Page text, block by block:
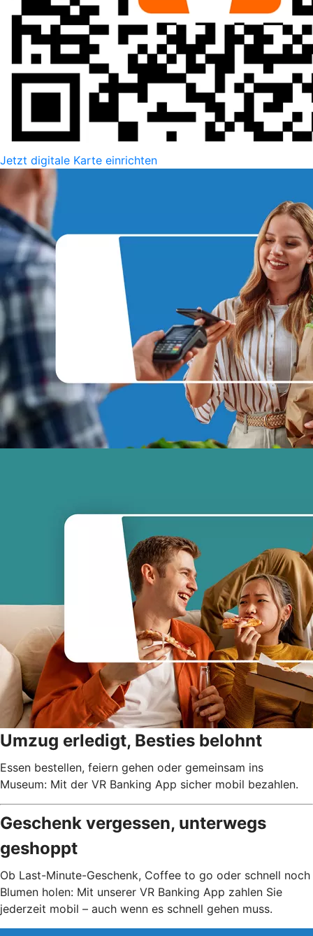
Jetzt digitale Karte einrichten
Umzug erledigt, Besties belohnt
Essen bestellen, feiern gehen oder gemeinsam ins
Museum: Mit der VR Banking App sicher mobil bezahlen.
Geschenk vergessen, unterwegs
geshoppt
Ob Last-Minute-Geschenk, Coffee to go oder schnell noch
Blumen holen: Mit unserer VR Banking App zahlen Sie
jederzeit mobil – auch wenn es schnell gehen muss.